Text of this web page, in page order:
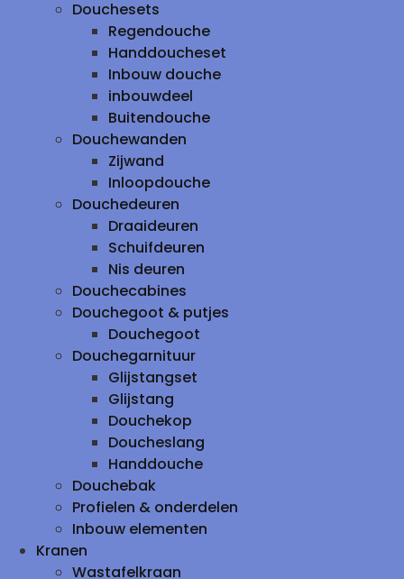
Douchesets
Regendouche
Handdoucheset
Inbouw douche
inbouwdeel
Buitendouche
Douchewanden
Zijwand
Inloopdouche
Douchedeuren
Draaideuren
Schuifdeuren
Nis deuren
Douchecabines
Douchegoot & putjes
Douchegoot
Douchegarnituur
Glijstangset
Glijstang
Douchekop
Doucheslang
Handdouche
Douchebak
Profielen & onderdelen
Inbouw elementen
Kranen
Wastafelkraan